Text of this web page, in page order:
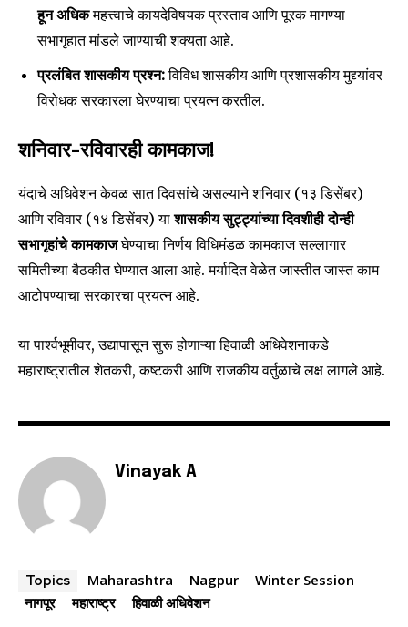
Join our community of
SUBSCRIBERS and be part of the
conversation.
To subscribe, simply enter your email address on our website
your privacy and won't spam your inbox. Your information is
SUBSCRIBE
I've read and accept the Privacy Policy
हून अधिकमहत्त्वाचे कायदेविषयक प्रस्ताव आणि पूरक मागण्या
सभागृहात मांडले जाण्याची शक्यता आहे.
प्रलंबित शासकीय प्रश्न:विविध शासकीय आणि प्रशासकीय मुद्द्यांवर
विरोधक सरकारला घेरण्याचा प्रयत्न करतील.
शनिवार-रविवारही कामकाज!
यंदाचे अधिवेशन केवळ सात दिवसांचे असल्याने शनिवार (१३ डिसेंबर)
आणि रविवार (१४ डिसेंबर) याशासकीय सुट्ट्यांच्या दिवशीही दोन्ही
सभागृहांचे कामकाजघेण्याचा निर्णय विधिमंडळ कामकाज सल्लागार
समितीच्या बैठकीत घेण्यात आला आहे. मर्यादित वेळेत जास्तीत जास्त काम
आटोपण्याचा सरकारचा प्रयत्न आहे.
या पार्श्वभूमीवर, उद्यापासून सुरू होणाऱ्या हिवाळी अधिवेशनाकडे
महाराष्ट्रातील शेतकरी, कष्टकरी आणि राजकीय वर्तुळाचे लक्ष लागले आहे.
Vinayak A
Topics Maharashtra Nagpur
Winter Session
नागपूर
महाराष्ट्र हिवाळी अधिवेशन